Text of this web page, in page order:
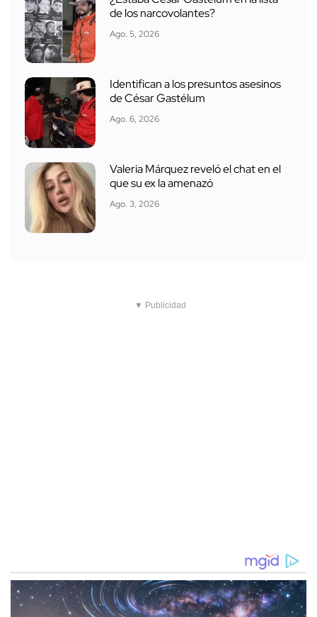
de los narcovolantes?
Ago. 5, 2026
Identifican a los presuntos asesinos
de César Gastélum
Ago. 6, 2026
Valeria Márquez reveló el chat en el
que su ex la amenazó
Ago. 3, 2026
▼ Publicidad